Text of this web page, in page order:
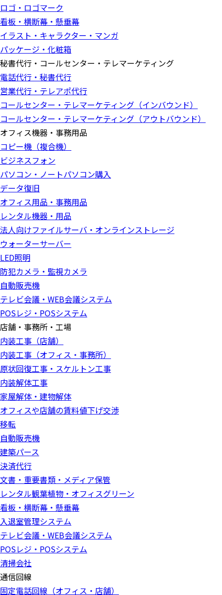
ロゴ・ロゴマーク
看板・横断幕・懸垂幕
イラスト・キャラクター・マンガ
パッケージ・化粧箱
秘書代行・コールセンター・テレマーケティング
電話代行・秘書代行
営業代行・テレアポ代行
コールセンター・テレマーケティング（インバウンド）
コールセンター・テレマーケティング（アウトバウンド）
オフィス機器・事務用品
コピー機（複合機）
ビジネスフォン
パソコン・ノートパソコン購入
データ復旧
オフィス用品・事務用品
レンタル機器・用品
法人向けファイルサーバ・オンラインストレージ
ウォーターサーバー
LED照明
防犯カメラ・監視カメラ
自動販売機
テレビ会議・WEB会議システム
POSレジ・POSシステム
店舗・事務所・工場
内装工事（店舗）
内装工事（オフィス・事務所）
原状回復工事・スケルトン工事
内装解体工事
家屋解体・建物解体
オフィスや店舗の賃料値下げ交渉
移転
自動販売機
建築パース
決済代行
文書・重要書類・メディア保管
レンタル観葉植物・オフィスグリーン
看板・横断幕・懸垂幕
入退室管理システム
テレビ会議・WEB会議システム
POSレジ・POSシステム
清掃会社
通信回線
固定電話回線（オフィス・店舗）